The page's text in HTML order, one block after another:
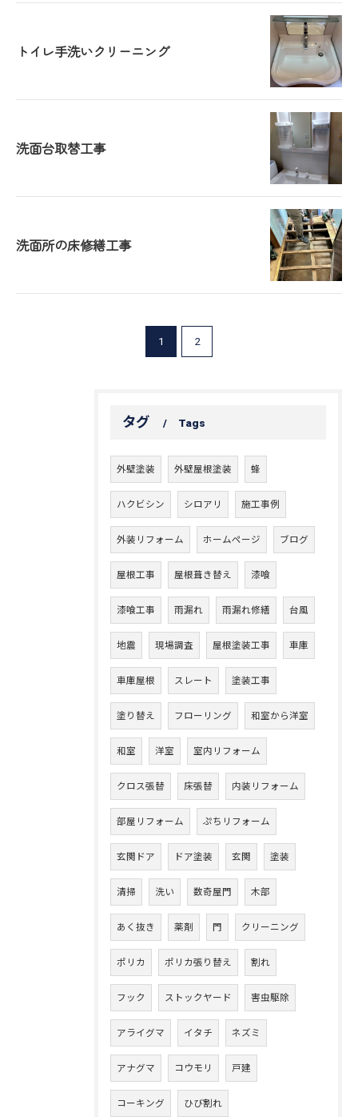
トイレ手洗いクリーニング
洗面台取替工事
洗面所の床修繕工事
1 2
タグ Tags
外壁塗装 外壁屋根塗装 蜂
ハクビシン シロアリ 施工事例
外装リフォーム ホームページ ブログ
屋根工事 屋根葺き替え 漆喰
漆喰工事 雨漏れ 雨漏れ修繕 台風
地震 現場調査 屋根塗装工事 車庫
車庫屋根 スレート 塗装工事
塗り替え フローリング 和室から洋室
和室 洋室 室内リフォーム
クロス張替 床張替 内装リフォーム
部屋リフォーム ぷちリフォーム
玄関ドア ドア塗装 玄関 塗装
清掃 洗い 数奇屋門 木部
あく抜き 薬剤 門 クリーニング
ポリカ ポリカ張り替え 割れ
フック ストックヤード 害虫駆除
アライグマ イタチ ネズミ
アナグマ コウモリ 戸建
コーキング ひび割れ